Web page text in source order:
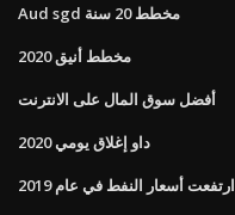
Aud sgd مخطط 20 سنة
مخطط أنيق 2020
أفضل سوق المال على الانترنت
داو إغلاق يومي 2020
أسعار النفط في عام 2019